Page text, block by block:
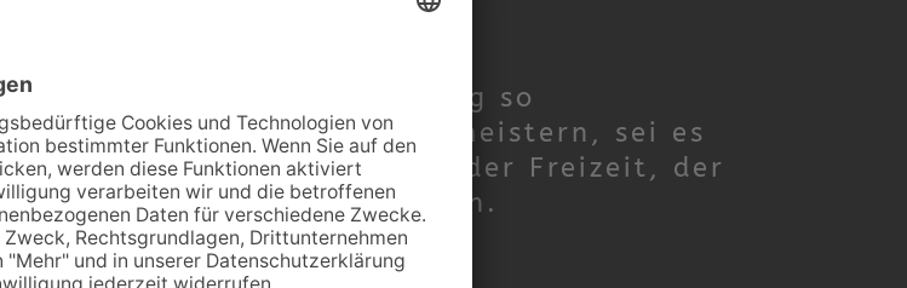
Wir helfen Ihnen, Ihren Alltag so
selbständig wie möglich zu meistern, sei es
zu Hause, auf der Arbeit, in der Freizeit, der
Schule oder dem Kindergarten.